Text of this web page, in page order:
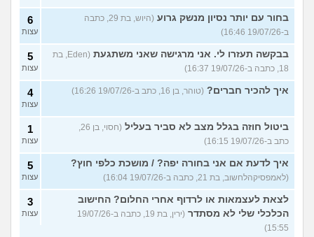
בחור עם יותר נסיון מנשק גרוע
(היוש, בת 29, כתבה
ב-19/07/26 16:46)
6
עצות
בבקשה תעזרו לי. אני מרגישה שאני משתגעת
(Eden, בת
18, כתבה ב-19/07/26 16:37)
5
עצות
איך להכיר חברים? (טוהר, בן 16, כתב ב-19/07/26 16:26) 4
עצות
ביטול חוזה בגלל מצב לא סביר בעליל
(חסוי, בן 26,
כתב ב-19/07/26 16:15)
1
עצות
איך לדעת אם אני בחורה יפה? / מושכת כלפי חוץ?
(לאמפסיקהלחשוב, בת 21, כתבה ב-19/07/26 16:04)
5
עצות
לצאת לעצמאות או לרדוף אחרי החלום? החישוב
הכלכלי שלי לא מסתדר
(ירין, בת 19, כתבה ב-19/07/26
15:55)
3
עצות